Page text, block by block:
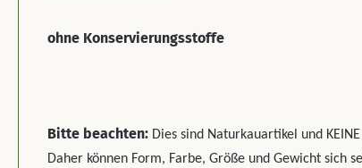
ohne Konservierungsstoffe
Bitte beachten: Dies sind Naturkauartikel und
Daher können Form, Farbe, Größe und Gewicht sich